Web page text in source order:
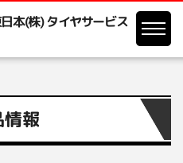
本(株) タイヤサービス
報